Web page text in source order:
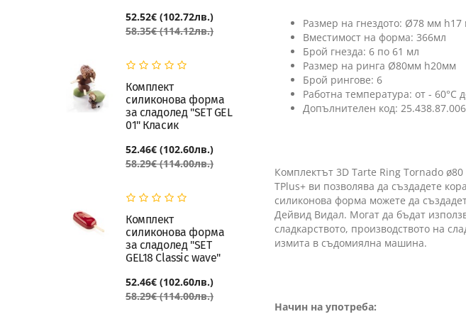
52.52€ (102.72лв.)
58.35€ (114.12лв.)
Комплект
силиконова форма
за сладолед "SET GEL
01" Класик
52.46€ (102.60лв.)
58.29€ (114.00лв.)
Комплект
силиконова форма
за сладолед "SET
GEL18 Classic wave"
52.46€ (102.60лв.)
58.29€ (114.00лв.)
Размер на гнездото: Ø78 мм h17
Вместимост на форма: 366мл
Брой гнезда: 6 по 61 мл
Размер на ринга Ø80мм h20мм
Брой рингове: 6
Работна температура: от - 60°C
Допълнителен код:
Комплектът 3D Tarte Ring Tornado
TPlus+ ви позволява да създадете
силиконова форма можете да
Дейвид Видал. Могат да бъдат
сладкарството, производството на
измита в съдомиялна машина.
Начин на употреба: